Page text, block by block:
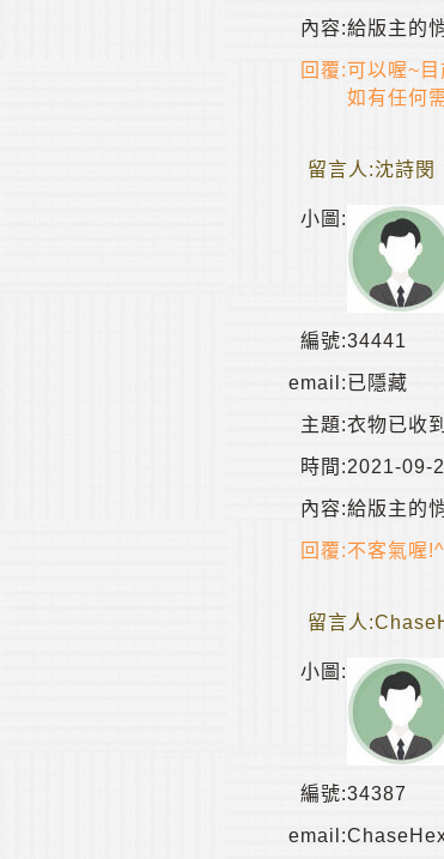
內容:給版主的
回覆:可以喔~
如有任何
留言人:沈詩閔
小圖:
編號:34441
email: 已隱藏
主題:衣物已收到
時間:2021-09-
內容:給版主的
回覆:不客氣喔
留言人:
小圖:
編號:34387
email: